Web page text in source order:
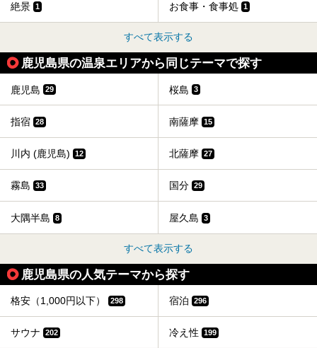
絶景 1 お食事・食事処 1
すべて表示する
鹿児島県の温泉エリアから同じテーマで探す
鹿児島 29 桜島 3
指宿 28 南薩摩 15
川内 (鹿児島) 12 北薩摩 27
霧島 33 国分 29
大隅半島 8 屋久島 3
すべて表示する
鹿児島県の人気テーマから探す
格安（1,000円以下） 298 宿泊 296
サウナ 202 冷え性 199